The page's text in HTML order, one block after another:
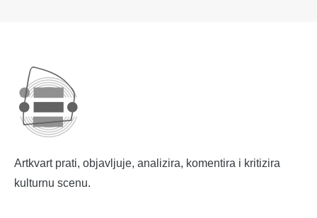
Artkvart prati, objavljuje, analizira, komentira i kritizira
kulturnu scenu.